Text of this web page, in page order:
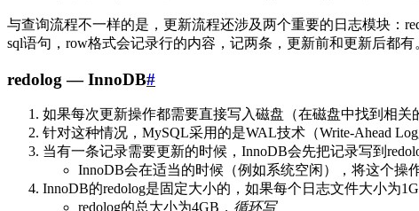
与查询流程不一样的是，更新流程还涉及两个重要的日志模块：
sql语句，row格式会记录行的内容，记两条，更新前和更新后都有
redolog — InnoDB#
如果每次更新操作都需要直接写入磁盘（在磁盘中找到相
针对这种情况，MySQL采用的是WAL技术（Write-Ahead
当有一条记录需要更新的时候，InnoDB会先把记录写到
InnoDB会在适当的时候（例如系统空闲），将这个操
InnoDB的redolog是固定大小的，如果每个日志文件大小为
redolog的总大小为4GB， 循环写